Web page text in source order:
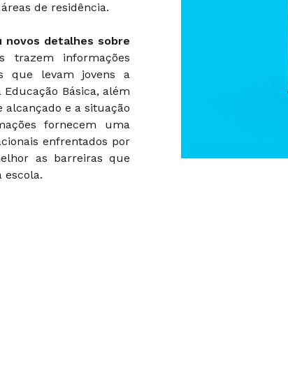
de residência.
novos detalhes sobre
trazem informações
que levam jovens a
Básica, além
e a situação
fornecem uma
enfrentados por
as barreiras que
escola.